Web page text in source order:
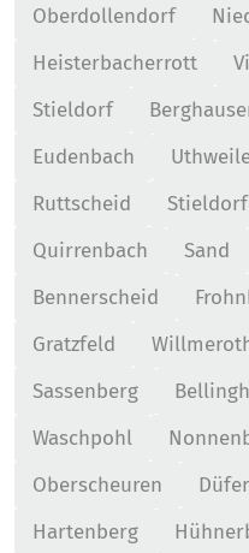
Oberdollendorf
Heisterbacherrott
Stieldorf
Eudenbach
Ruttscheid
Quirrenbach
Sand
Bennerscheid
Gratzfeld
Sassenberg
Waschpohl
Oberscheuren
Hartenberg